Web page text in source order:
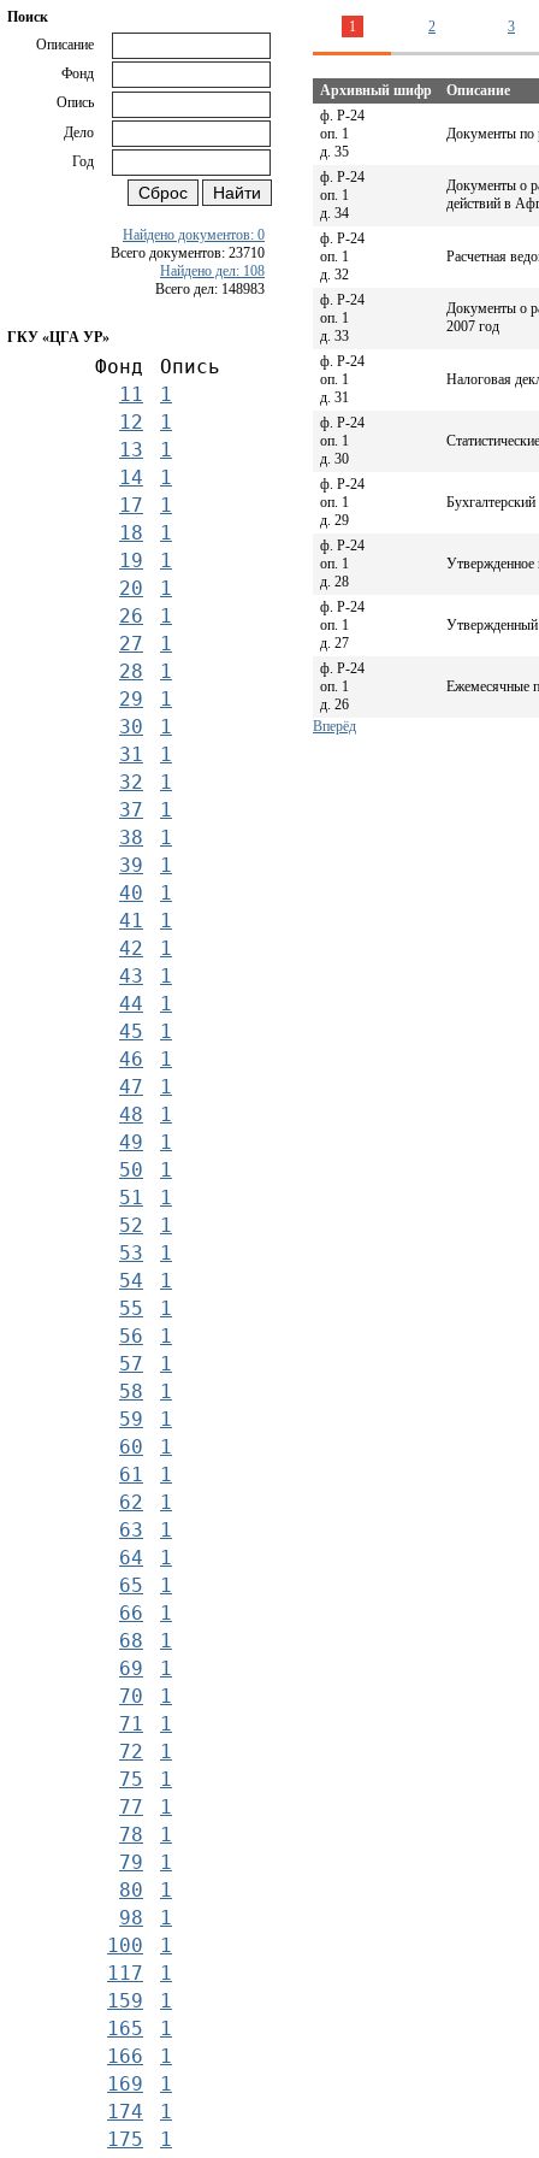
Поиск
Описание
Фонд
Опись
Дело
Год
Найдено документов: 0
Всего документов: 23710
Найдено дел: 108
Всего дел: 148983
ГКУ «ЦГА УР»
Фонд
Опись
11
1
12
1
13
1
14
1
17
1
18
1
19
1
20
1
26
1
27
1
28
1
29
1
30
1
31
1
32
1
37
1
38
1
39
1
40
1
41
1
42
1
43
1
44
1
45
1
46
1
47
1
48
1
49
1
50
1
51
1
52
1
53
1
54
1
55
1
56
1
57
1
58
1
59
1
60
1
61
1
62
1
63
1
64
1
65
1
66
1
68
1
69
1
70
1
71
1
72
1
75
1
77
1
78
1
79
1
80
1
98
1
100
1
117
1
159
1
165
1
166
1
169
1
174
1
175
1
1 2 3
Архивный шифр
Описание
ф. Р-24
оп. 1
д. 35
Документы по
ф. Р-24
оп. 1
д. 34
Документы о
действий в
ф. Р-24
оп. 1
д. 32
Расчетная
ф. Р-24
оп. 1
д. 33
Документы о
2007 год
ф. Р-24
оп. 1
д. 31
Налоговая
ф. Р-24
оп. 1
д. 30
ф. Р-24
оп. 1
д. 29
ф. Р-24
оп. 1
д. 28
Утвержденное
ф. Р-24
оп. 1
д. 27
Утвержденный
ф. Р-24
оп. 1
д. 26
Ежемесячные
Вперёд